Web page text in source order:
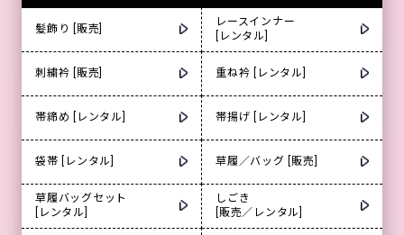
髪飾り [販売]
レースインナー
[レンタル]
刺繍衿 [販売] 重ね衿 [レンタル]
帯締め [レンタル] 帯揚げ [レンタル]
袋帯 [レンタル] 草履／バッグ [販売]
草履バッグセット
[レンタル]
しごき
[販売／レンタル]